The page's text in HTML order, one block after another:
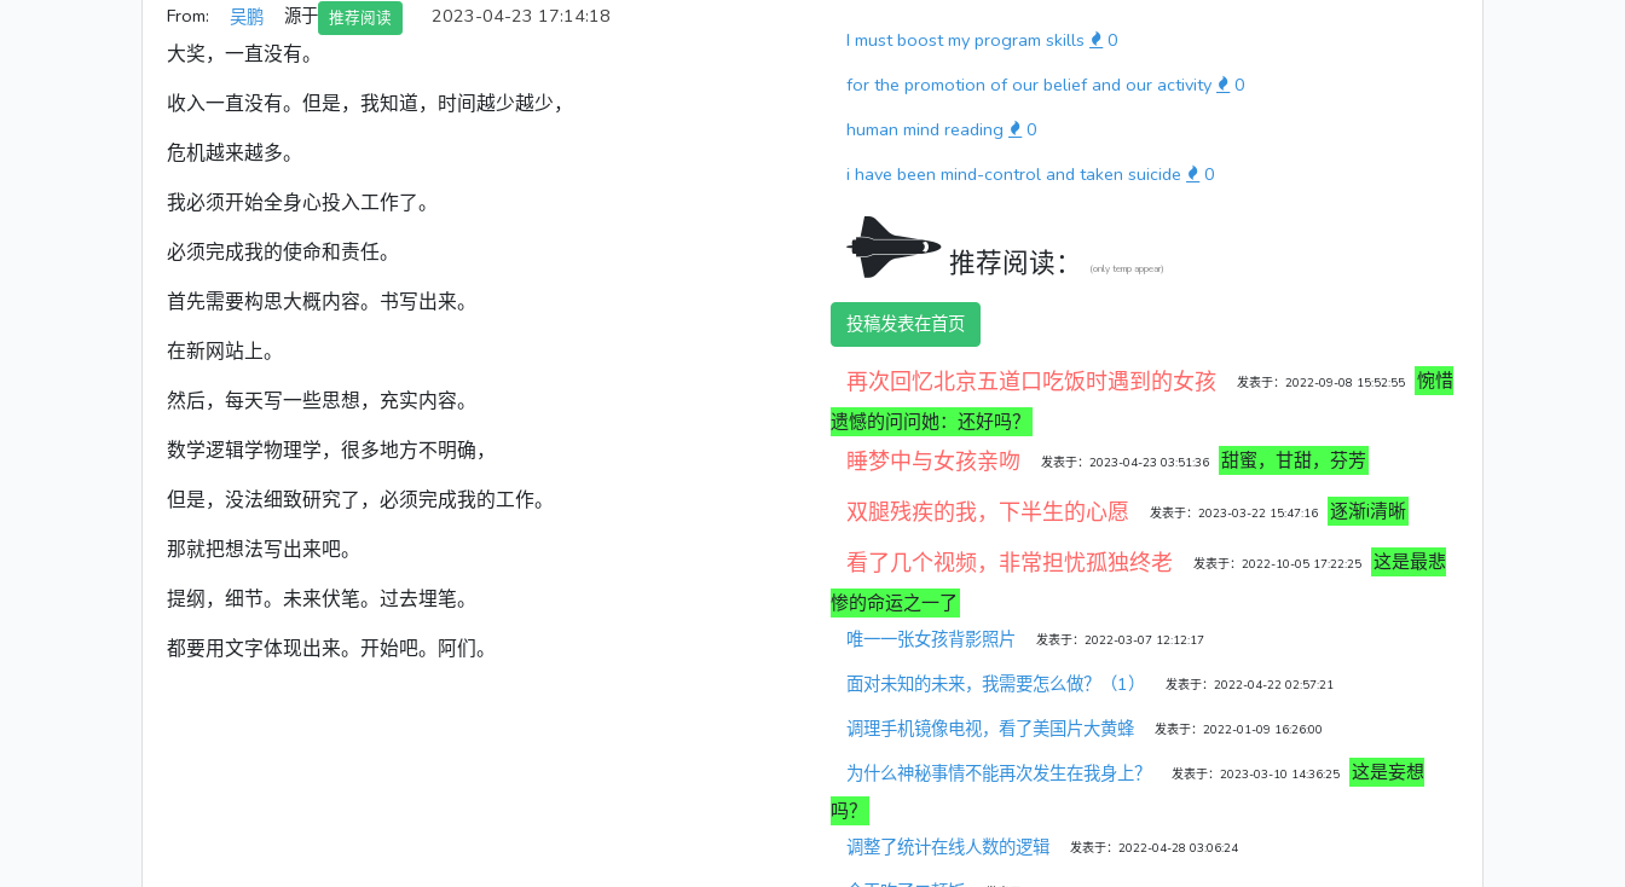
From: 吴鹏 源于 推荐阅读 2023-04-23 17:14:18
大奖，一直没有。
收入一直没有。但是，我知道，时间越少越少，
危机越来越多。
我必须开始全身心投入工作了。
必须完成我的使命和责任。
首先需要构思大概内容。书写出来。
在新网站上。
然后，每天写一些思想，充实内容。
数学逻辑学物理学，很多地方不明确，
但是，没法细致研究了，必须完成我的工作。
那就把想法写出来吧。
提纲，细节。未来伏笔。过去埋笔。
都要用文字体现出来。开始吧。阿们。
I must boost my program skills
0
for the promotion of our belief and our activity
0
human mind reading
0
i have been mind-control and taken suicide
0
推荐阅读： (only temp appear)
投稿发表在首页
再次回忆北京五道口吃饭时遇到的女孩 发表于：2022-09-08 15:52:55
惋惜
遗憾的问问她：还好吗？
睡梦中与女孩亲吻 发表于：2023-04-23 03:51:36 甜蜜，甘甜，芬芳
双腿残疾的我，下半生的心愿 发表于：2023-03-22 15:47:16 逐渐i清晰
看了几个视频，非常担忧孤独终老 发表于：2022-10-05 17:22:25
这是最悲
惨的命运之一了
唯一一张女孩背影照片
发表于：2022-03-07 12:12:17
面对未知的未来，我需要怎么做？（1） 发表于：2022-04-22 02:57:21
调理手机镜像电视，看了美国片大黄蜂 发表于：2022-01-09 16:26:00
为什么神秘事情不能再次发生在我身上？ 发表于：2023-03-10 14:36:25
这是妄想
吗？
调整了统计在线人数的逻辑
发表于：2022-04-28 03:06:24